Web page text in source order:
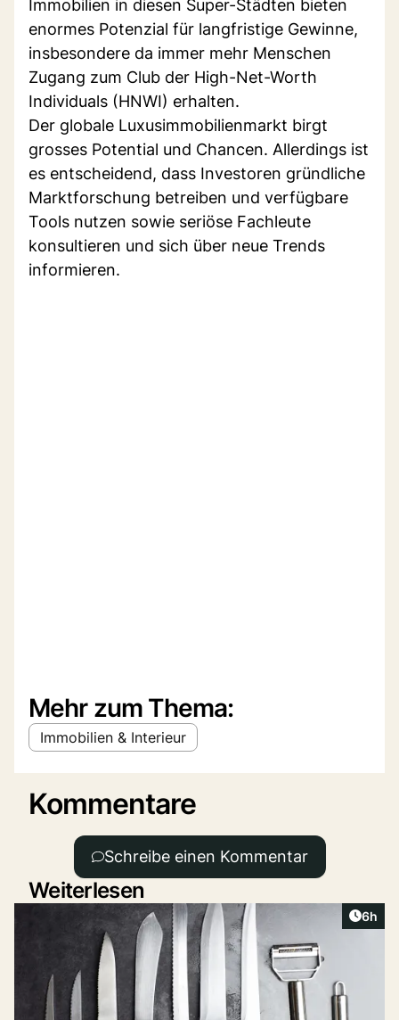
Immobilien in diesen Super-Städten bieten
enormes Potenzial für langfristige Gewinne,
insbesondere da immer mehr Menschen
Zugang zum Club der High-Net-Worth
Individuals (HNWI) erhalten.
Der globale Luxusimmobilienmarkt birgt
grosses Potential und Chancen. Allerdings ist
es entscheidend, dass Investoren gründliche
Marktforschung betreiben und verfügbare
Tools nutzen sowie seriöse Fachleute
konsultieren und sich über neue Trends
informieren.
Mehr zum Thema:
Immobilien & Interieur
Kommentare
Schreibe einen Kommentar
Weiterlesen
6h